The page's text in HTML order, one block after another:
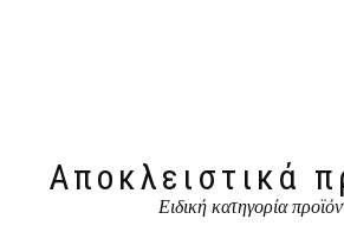
Αποκλειστικά
Ειδική κατηγορία